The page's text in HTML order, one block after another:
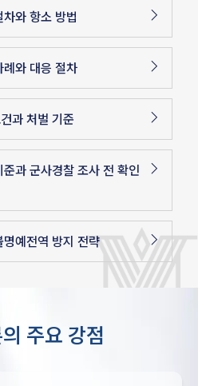
와 항소 방법
와 대응 절차
과 처벌 기준
과 군사경찰 조사 전 확인
예전역 방지 전략
주요 강점